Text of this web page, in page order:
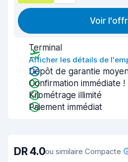
Voir
Terminal
Afficher les détails de
Dépôt de garantie
Confirmation immédiate !
Kilométrage illimité
Paiement immédiat
DR 4.0ou similaire Compacte